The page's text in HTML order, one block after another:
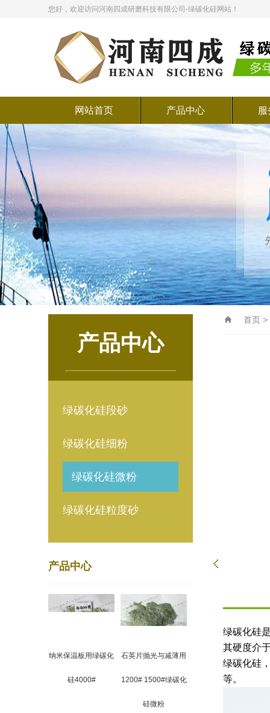
您好，欢迎访问河南四成研磨科技有限公司-绿碳化硅网站！
网站首页 产品中心
产品中心
绿碳化硅段砂
绿碳化硅细粉
绿碳化硅微粉
绿碳化硅粒度砂
产品中心
纳米保温板用绿碳化
硅4000#
石英片抛光与减薄用
1200# 1500#绿碳化
硅微粉
首页 >
绿碳化硅
其硬度介
绿碳化硅
等。